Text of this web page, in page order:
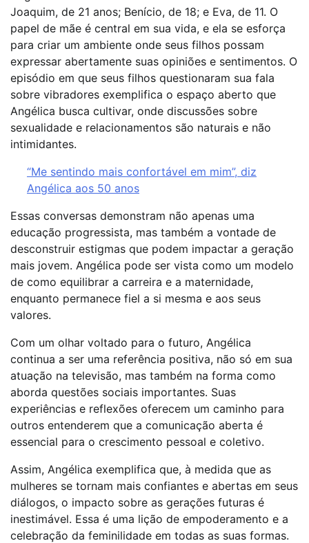
Joaquim, de 21 anos; Benício, de 18; e Eva, de 11. O
papel de mãe é central em sua vida, e ela se esforça
para criar um ambiente onde seus filhos possam
expressar abertamente suas opiniões e sentimentos. O
episódio em que seus filhos questionaram sua fala
sobre vibradores exemplifica o espaço aberto que
Angélica busca cultivar, onde discussões sobre
sexualidade e relacionamentos são naturais e não
intimidantes.
“Me sentindo mais confortável em mim”, diz
Angélica aos 50 anos
Essas conversas demonstram não apenas uma
educação progressista, mas também a vontade de
desconstruir estigmas que podem impactar a geração
mais jovem. Angélica pode ser vista como um modelo
de como equilibrar a carreira e a maternidade,
enquanto permanece fiel a si mesma e aos seus
valores.
Com um olhar voltado para o futuro, Angélica
continua a ser uma referência positiva, não só em sua
atuação na televisão, mas também na forma como
aborda questões sociais importantes. Suas
experiências e reflexões oferecem um caminho para
outros entenderem que a comunicação aberta é
essencial para o crescimento pessoal e coletivo.
Assim, Angélica exemplifica que, à medida que as
mulheres se tornam mais confiantes e abertas em seus
diálogos, o impacto sobre as gerações futuras é
inestimável. Essa é uma lição de empoderamento e a
celebração da feminilidade em todas as suas formas.